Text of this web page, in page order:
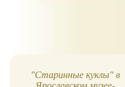
"Старинные куклы" в